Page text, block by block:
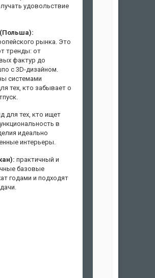
удовольствие
рынка. Это
тренды: от
фактур до
с 3D-дизайном.
системами
тех, кто забывает о
для тех, кто ищет
в
идеально
интерьеры.
практичный и
базовые
годами и подходят